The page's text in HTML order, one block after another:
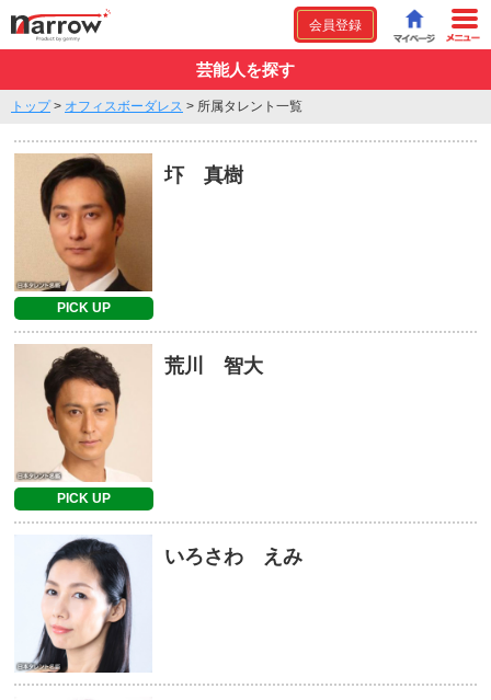
会員登録
芸能人を探す
トップ> オフィスボーダレス > 所属タレント一覧
PICK UP
圷 真樹
PICK UP
荒川 智大
いろさわ えみ